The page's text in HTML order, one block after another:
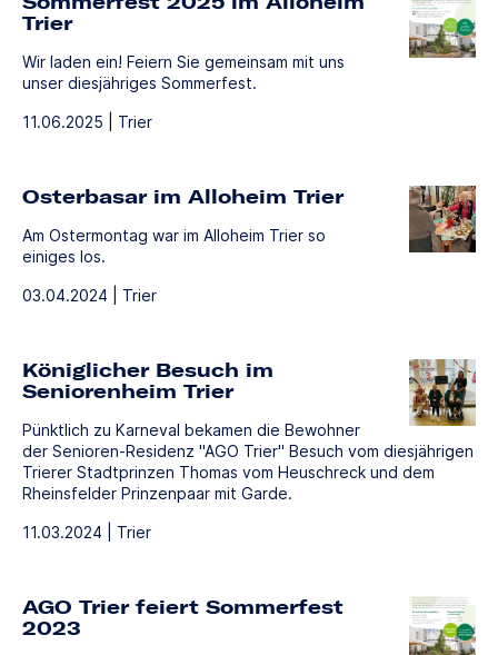
Trier
Wir laden ein! Feiern Sie gemeinsam mit uns
unser diesjähriges Sommerfest.
11.06.2025 | Trier
Osterbasar im Alloheim Trier
Am Ostermontag war im Alloheim Trier so
einiges los.
03.04.2024 | Trier
Königlicher Besuch im
Seniorenheim Trier
Pünktlich zu Karneval bekamen die Bewohner
der Senioren-Residenz "AGO Trier" Besuch vom diesjährigen
Trierer Stadtprinzen Thomas vom Heuschreck und dem
Rheinsfelder Prinzenpaar mit Garde.
11.03.2024 | Trier
AGO Trier feiert Sommerfest
2023